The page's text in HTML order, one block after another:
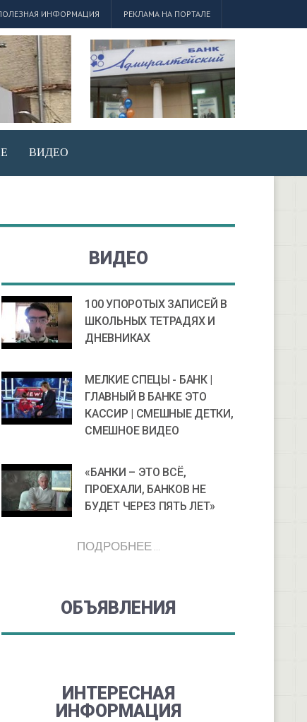
ИНФОРМАЦИЯ РЕКЛАМА НА ПОРТАЛЕ
ВИДЕО
ВИДЕО
100 УПОРОТЫХ ЗАПИСЕЙ В
ШКОЛЬНЫХ ТЕТРАДЯХ И
ДНЕВНИКАХ
МЕЛКИЕ СПЕЦЫ - БАНК |
ГЛАВНЫЙ В БАНКЕ ЭТО
КАССИР | СМЕШНЫЕ ДЕТКИ,
СМЕШНОЕ ВИДЕО
«БАНКИ – ЭТО ВСЁ,
ПРОЕХАЛИ, БАНКОВ НЕ
БУДЕТ ЧЕРЕЗ ПЯТЬ ЛЕТ»
ПОДРОБНЕЕ ...
ОБЪЯВЛЕНИЯ
ИНТЕРЕСНАЯ
ИНФОРМАЦИЯ